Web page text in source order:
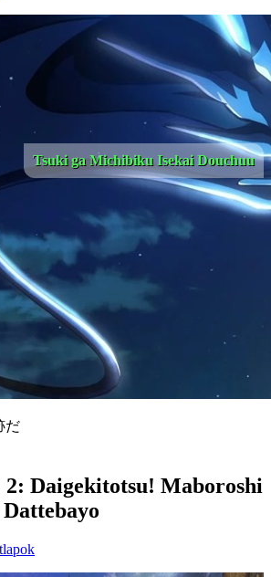
Tsuki ga Michibiku Isekai Douchuu
だ
Daigekitotsu! Maboroshi